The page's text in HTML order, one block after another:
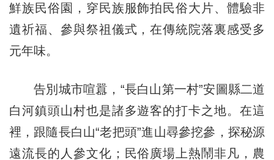
鮮族民俗園，穿民族服飾拍民俗大片、體驗非
遺祈福、參與祭祖儀式，在傳統院落裏感受多
元年味。
告別城市喧囂，“長白山第一村”安圖縣二道
白河鎮頭山村也是諸多遊客的打卡之地。在這
裡，跟隨長白山“老把頭”進山尋參挖參，探秘源
遠流長的人參文化；民俗廣場上熱鬧非凡，農